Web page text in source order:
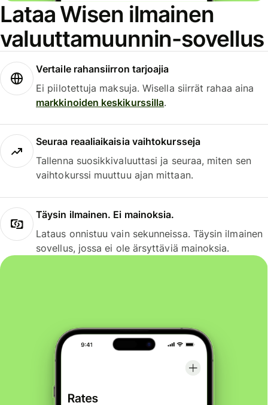
Lataa Wisen ilmainen
valuuttamuunnin-sovellus
Vertaile rahansiirron tarjoajia
Ei piilotettuja maksuja. Wisella siirrät rahaa aina
markkinoiden keskikurssilla.
Seuraa reaaliaikaisia vaihtokursseja
Tallenna suosikkivaluuttasi ja seuraa, miten sen
vaihtokurssi muuttuu ajan mittaan.
Täysin ilmainen. Ei mainoksia.
Lataus onnistuu vain sekunneissa. Täysin ilmainen
sovellus, jossa ei ole ärsyttäviä mainoksia.